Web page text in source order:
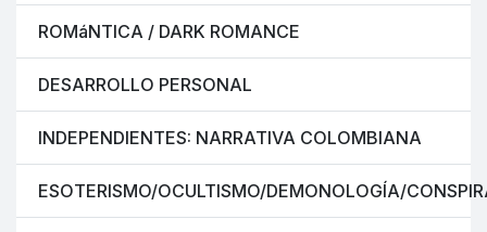
ROMáNTICA / DARK ROMANCE
DESARROLLO PERSONAL
INDEPENDIENTES: NARRATIVA COLOMBIANA
ESOTERISMO/OCULTISMO/DEMONOLOGÍA/